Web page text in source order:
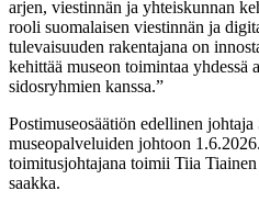
arjen, viestinnän ja yhteiskunnan
rooli suomalaisen viestinnän ja
tulevaisuuden rakentajana on
kehittää museon toimintaa yhdessä
sidosryhmien kanssa.”
Postimuseosäätiön edellinen johtaja
museopalveluiden johtoon
toimitusjohtajana toimii Tiia
saakka.